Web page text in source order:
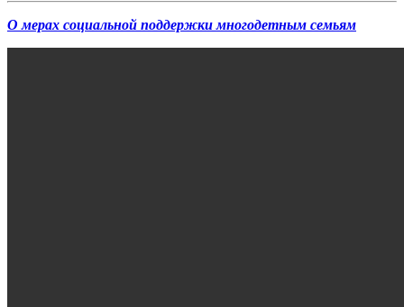
О мерах социальной поддержки многодетным семьям